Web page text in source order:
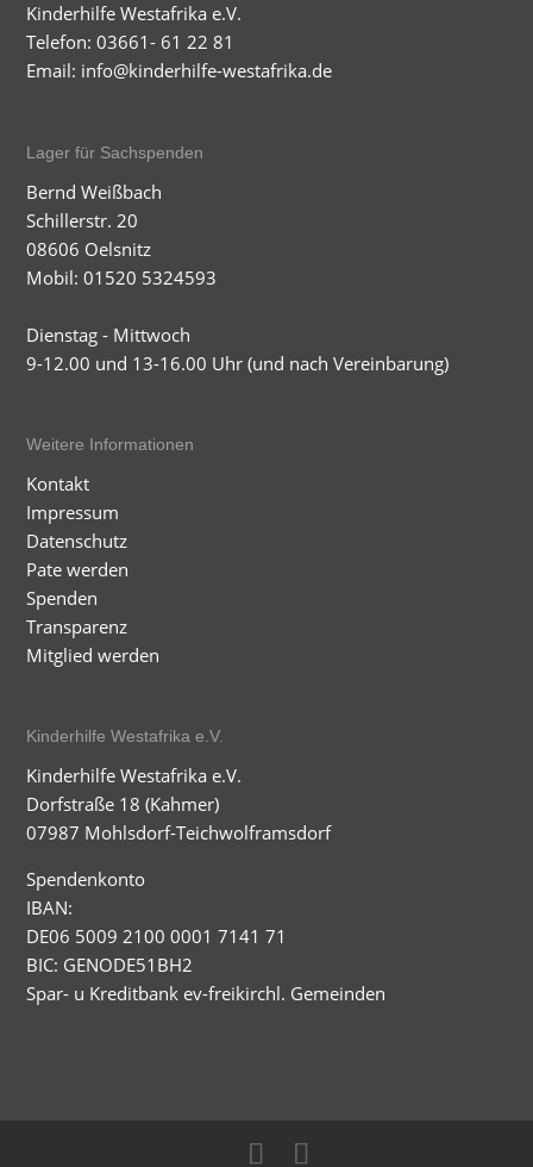
Kinderhilfe Westafrika e.V.
Telefon: 03661- 61 22 81
Email: info@kinderhilfe-westafrika.de
Lager für Sachspenden
Bernd Weißbach
Schillerstr. 20
08606 Oelsnitz
Mobil: 01520 5324593
Dienstag - Mittwoch
9-12.00 und 13-16.00 Uhr (und nach Vereinbarung)
Weitere Informationen
Kontakt
Impressum
Datenschutz
Pate werden
Spenden
Transparenz
Mitglied werden
Kinderhilfe Westafrika e.V.
Kinderhilfe Westafrika e.V.
Dorfstraße 18 (Kahmer)
07987 Mohlsdorf-Teichwolframsdorf
Spendenkonto
IBAN:
DE06 5009 2100 0001 7141 71
BIC: GENODE51BH2
Spar- u Kreditbank ev-freikirchl. Gemeinden